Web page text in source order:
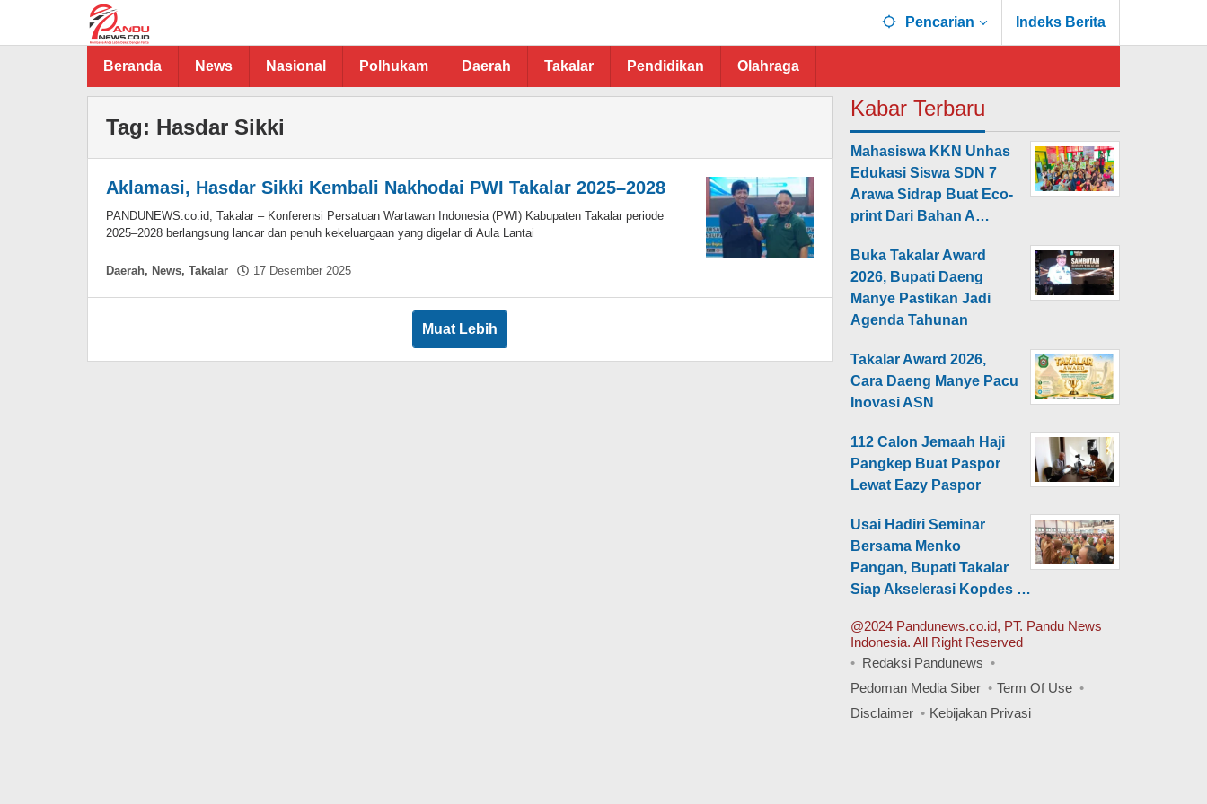
Pencarian Indeks Berita
Beranda News Nasional Polhukam Daerah Takalar Pendidikan Olahraga
Tag: Hasdar Sikki
Aklamasi, Hasdar Sikki Kembali Nakhodai PWI Takalar 2025–2028
PANDUNEWS.co.id, Takalar – Konferensi Persatuan Wartawan Indonesia (PWI) Kabupaten Takalar periode
2025–2028 berlangsung lancar dan penuh kekeluargaan yang digelar di Aula Lantai
Daerah, News, Takalar 17 Desember 2025
Muat Lebih
Kabar Terbaru
Mahasiswa KKN Unhas
Edukasi Siswa SDN 7
Arawa Sidrap Buat Eco-
print Dari Bahan A…
Buka Takalar Award
2026, Bupati Daeng
Manye Pastikan Jadi
Agenda Tahunan
Takalar Award 2026,
Cara Daeng Manye Pacu
Inovasi ASN
112 Calon Jemaah Haji
Pangkep Buat Paspor
Lewat Eazy Paspor
Usai Hadiri Seminar
Bersama Menko
Pangan, Bupati Takalar
Siap Akselerasi Kopdes …
@2024 Pandunews.co.id, PT. Pandu News
Indonesia. All Right Reserved
Redaksi Pandunews
Pedoman Media Siber
Term Of Use
Disclaimer
Kebijakan Privasi